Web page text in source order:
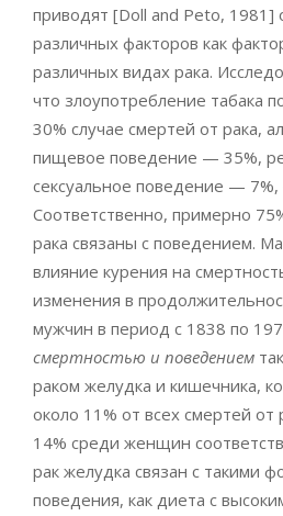
приводят [Doll and Peto, 1981]
различных факторов как
различных видах рака.
что злоупотребление табака
30% случае смертей от рака,
пищевое поведение — 35%,
сексуальное поведение — 7%,
Соответственно, примерно
рака связаны с поведением.
влияние курения на
изменения в
мужчин в период с 1838 по
смертностью и поведением
раком желудка и кишечника,
около 11% от всех смертей
14% среди женщин
рак желудка связан с такими
поведения, как диета с